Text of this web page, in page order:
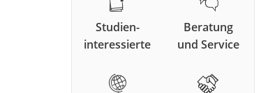
Studien-
interessierte
Beratung
und Service